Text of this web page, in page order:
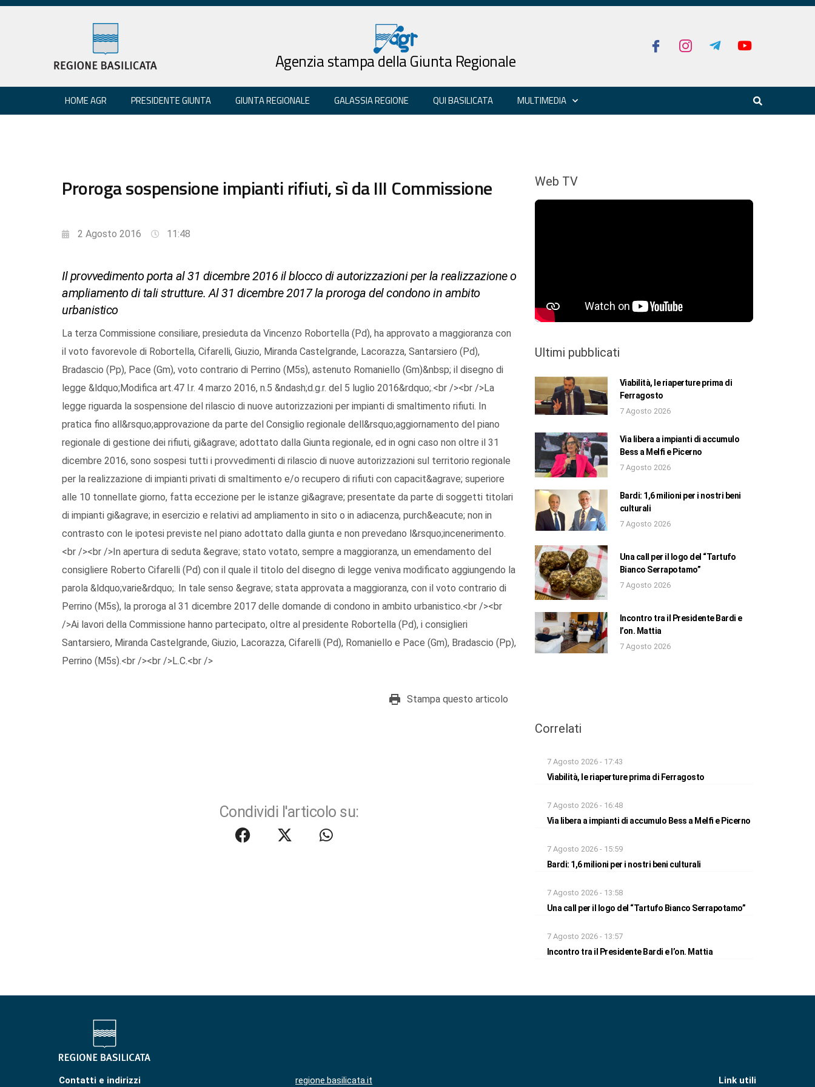
Agenzia stampa della Giunta Regionale
HOME AGR PRESIDENTE GIUNTA GIUNTA REGIONALE GALASSIA REGIONE QUI BASILICATA MULTIMEDIA
Proroga sospensione impianti rifiuti, sì da III Commissione
2 Agosto 2016 11:48
Il provvedimento porta al 31 dicembre 2016 il blocco di autorizzazioni per la realizzazione o
ampliamento di tali strutture. Al 31 dicembre 2017 la proroga del condono in ambito
urbanistico
La terza Commissione consiliare, presieduta da Vincenzo Robortella (Pd), ha approvato a maggioranza con
il voto favorevole di Robortella, Cifarelli, Giuzio, Miranda Castelgrande, Lacorazza, Santarsiero (Pd),
Bradascio (Pp), Pace (Gm), voto contrario di Perrino (M5s), astenuto Romaniello (Gm)&nbsp; il disegno di
legge &ldquo;Modifica art.47 l.r. 4 marzo 2016, n.5 &ndash;d.g.r. del 5 luglio 2016&rdquo;.<br /><br />La
legge riguarda la sospensione del rilascio di nuove autorizzazioni per impianti di smaltimento rifiuti. In
pratica fino all&rsquo;approvazione da parte del Consiglio regionale dell&rsquo;aggiornamento del piano
regionale di gestione dei rifiuti, gi&agrave; adottato dalla Giunta regionale, ed in ogni caso non oltre il 31
dicembre 2016, sono sospesi tutti i provvedimenti di rilascio di nuove autorizzazioni sul territorio regionale
per la realizzazione di impianti privati di smaltimento e/o recupero di rifiuti con capacit&agrave; superiore
alle 10 tonnellate giorno, fatta eccezione per le istanze gi&agrave; presentate da parte di soggetti titolari
di impianti gi&agrave; in esercizio e relativi ad ampliamento in sito o in adiacenza, purch&eacute; non in
contrasto con le ipotesi previste nel piano adottato dalla giunta e non prevedano l&rsquo;incenerimento.
<br /><br />In apertura di seduta &egrave; stato votato, sempre a maggioranza, un emendamento del
consigliere Roberto Cifarelli (Pd) con il quale il titolo del disegno di legge veniva modificato aggiungendo la
parola &ldquo;varie&rdquo;. In tale senso &egrave; stata approvata a maggioranza, con il voto contrario di
Perrino (M5s), la proroga al 31 dicembre 2017 delle domande di condono in ambito urbanistico.<br /><br
/>Ai lavori della Commissione hanno partecipato, oltre al presidente Robortella (Pd), i consiglieri
Santarsiero, Miranda Castelgrande, Giuzio, Lacorazza, Cifarelli (Pd), Romaniello e Pace (Gm), Bradascio (Pp),
Perrino (M5s).<br /><br />L.C.<br />
Stampa questo articolo
Condividi l'articolo su:
Web TV
Ultimi pubblicati
Viabilità, le riaperture prima di
Ferragosto
7 Agosto 2026
Via libera a impianti di accumulo
Bess a Melfi e Picerno
7 Agosto 2026
Bardi: 1,6 milioni per i nostri beni
culturali
7 Agosto 2026
Una call per il logo del “Tartufo
Bianco Serrapotamo”
7 Agosto 2026
Incontro tra il Presidente Bardi e
l’on. Mattia
7 Agosto 2026
Correlati
7 Agosto 2026 - 17:43
Viabilità, le riaperture prima di Ferragosto
7 Agosto 2026 - 16:48
Via libera a impianti di accumulo Bess a Melfi e Picerno
7 Agosto 2026 - 15:59
Bardi: 1,6 milioni per i nostri beni culturali
7 Agosto 2026 - 13:58
Una call per il logo del “Tartufo Bianco Serrapotamo”
7 Agosto 2026 - 13:57
Incontro tra il Presidente Bardi e l’on. Mattia
Contatti e indirizzi regione.basilicata.it Link utili